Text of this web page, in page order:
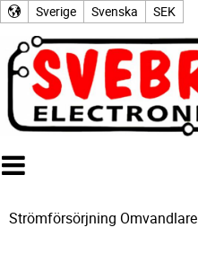
Sverige Svenska SEK
Strömförsörjning Omvandlare